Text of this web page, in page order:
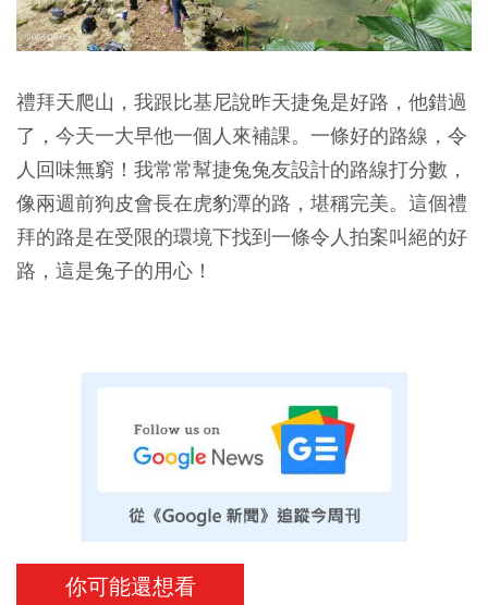
禮拜天爬山，我跟比基尼說昨天捷兔是好路，他錯過
了，今天一大早他一個人來補課。一條好的路線，令
人回味無窮！我常常幫捷兔兔友設計的路線打分數，
像兩週前狗皮會長在虎豹潭的路，堪稱完美。這個禮
拜的路是在受限的環境下找到一條令人拍案叫絕的好
路，這是兔子的用心！
你可能還想看